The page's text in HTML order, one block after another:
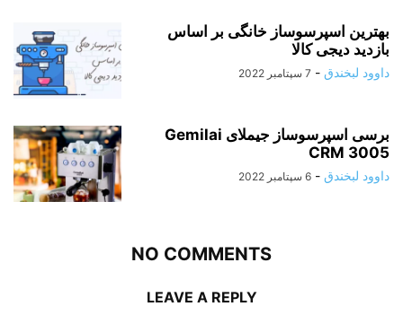
بهترین اسپرسوساز خانگی بر اساس
بازدید دیجی کالا
داوود لبخندق - 7 سپتامبر 2022
برسی اسپرسوساز جیملای Gemilai
CRM 3005
داوود لبخندق - 6 سپتامبر 2022
NO COMMENTS
LEAVE A REPLY